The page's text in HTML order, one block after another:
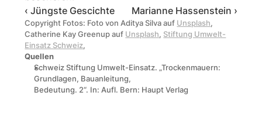
‹ Jüngste Gescichte
Marianne Hassenstein ›
Copyright Fotos: Foto von Aditya Silva auf Unsplash,
Catherine Kay Greenup auf Unsplash, Stiftung Umwelt-
Einsatz Schweiz,
Quellen
Schweiz Stiftung Umwelt-Einsatz. „Trockenmauern:
Grundlagen, Bauanleitung,
Bedeutung. 2“. In: Aufl. Bern: Haupt Verlag